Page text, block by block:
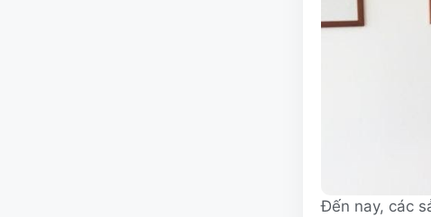
Đến nay, các